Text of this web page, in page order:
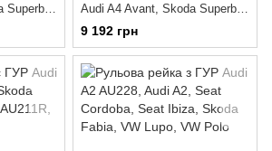
Superb,
Audi A4 Avant, Skoda Superb,
Vw Passat AU210R
9 192 грн